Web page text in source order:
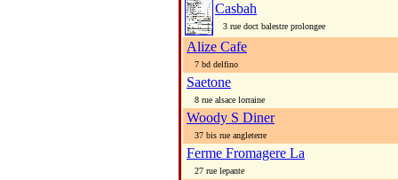
Casbah
3 rue doct balestre prolongee
Alize Cafe
7 bd delfino
Saetone
8 rue alsace lorraine
Woody S Diner
37 bis rue angleterre
Ferme Fromagere La
27 rue lepante